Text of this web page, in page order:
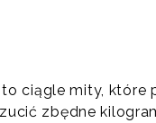
ciągle mity, które
zbędne